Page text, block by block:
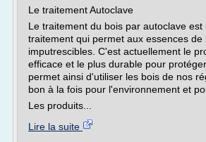
Le traitement Autoclave
Le traitement du bois par autoclave
traitement qui permet aux essences de
imputrescibles. C'est actuellement le
efficace et le plus durable pour
permet ainsi d'utiliser les bois de nos
bon à la fois pour l'environnement et
Les produits...
Lire la suite